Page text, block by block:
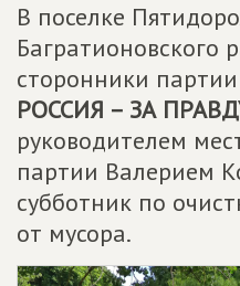
В поселке
Багратионовского
сторонники партии
РОССИЯ – ЗА
руководителем
партии Валерием
субботник по
от мусора.